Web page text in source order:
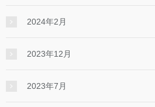
2024年2月
2023年12月
2023年7月